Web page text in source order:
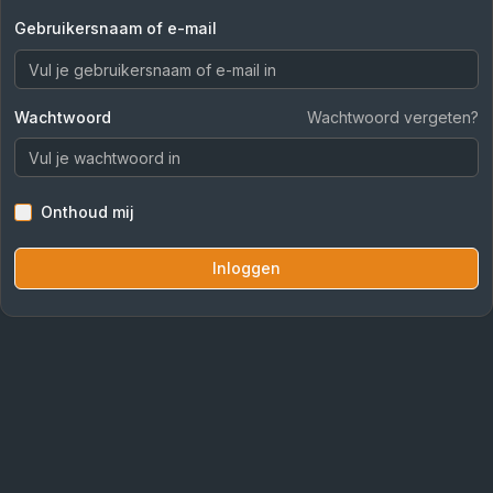
Gebruikersnaam of e-mail
Wachtwoord Wachtwoord vergeten?
Onthoud mij
Inloggen